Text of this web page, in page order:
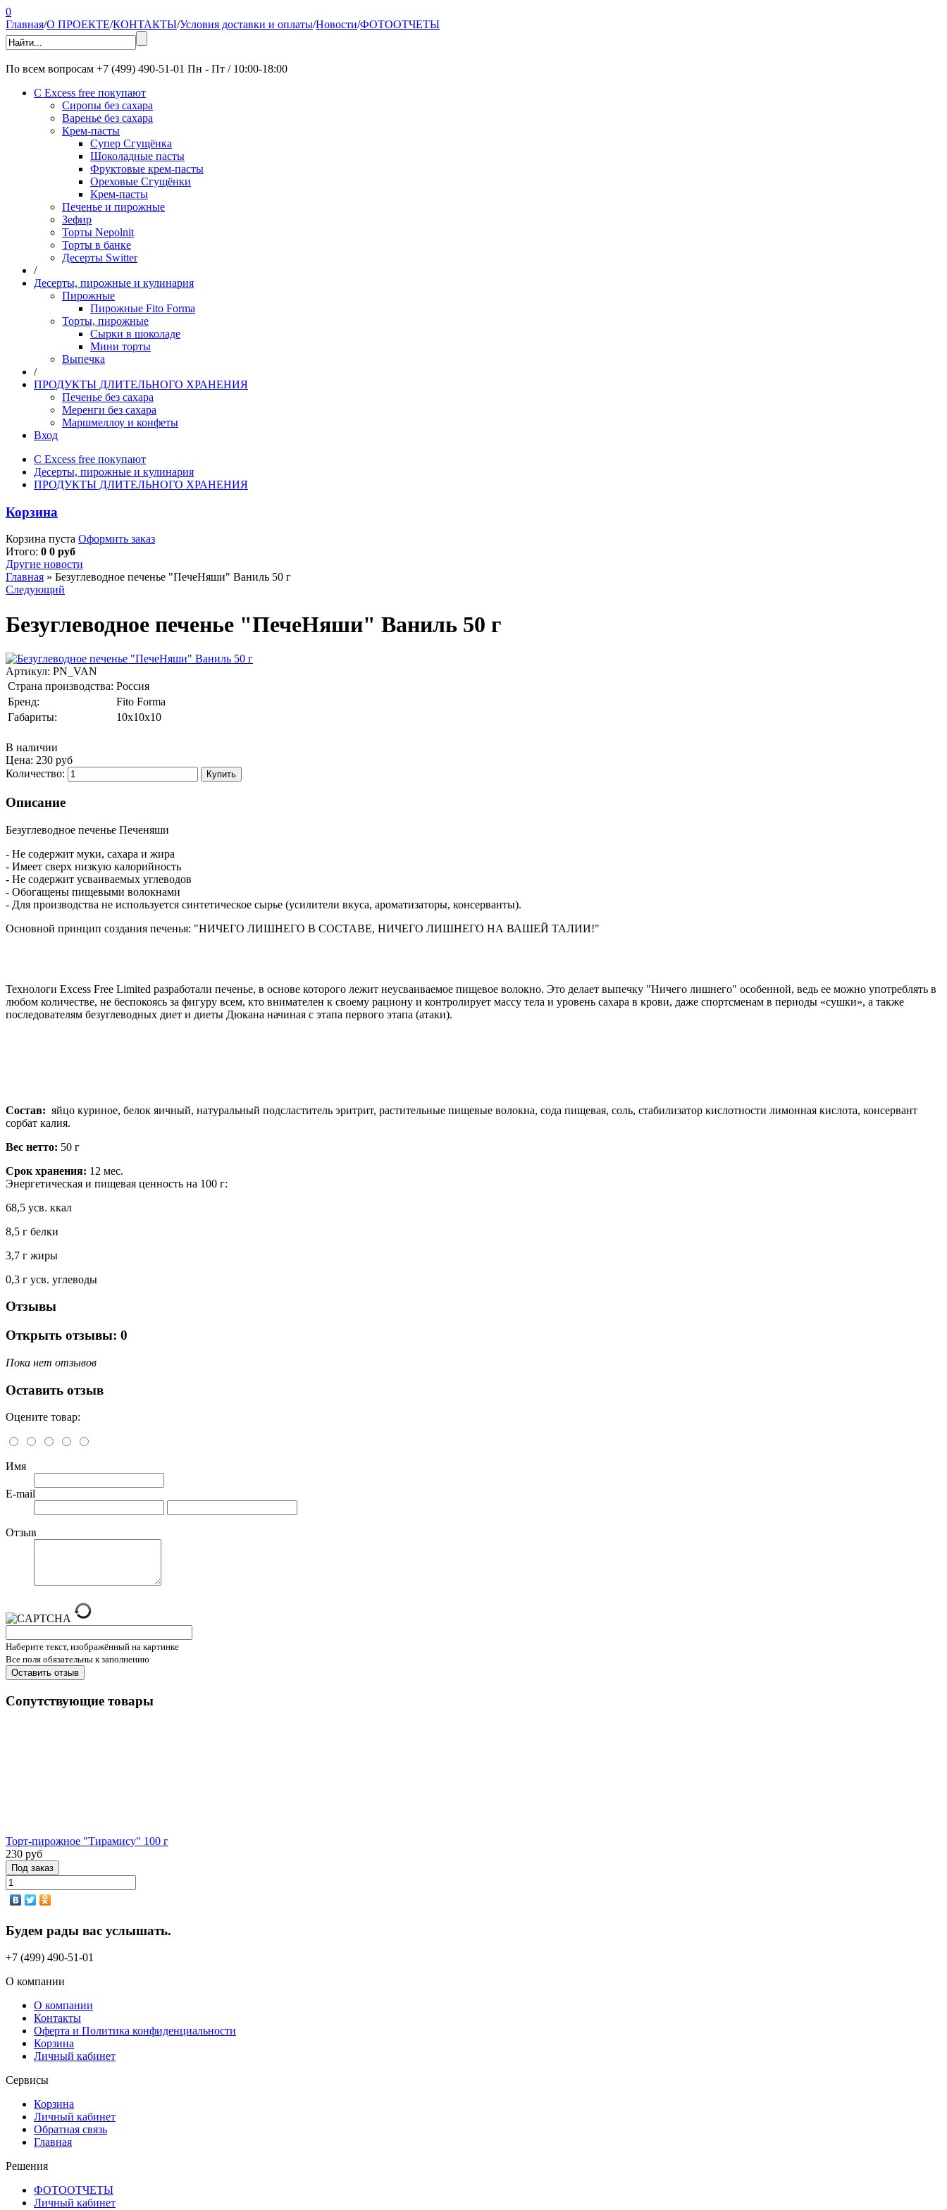
0
Главная/О ПРОЕКТЕ/КОНТАКТЫ/Условия доставки и оплаты/Новости/ФОТООТЧЕТЫ
По всем вопросам +7 (499) 490-51-01 Пн - Пт / 10:00-18:00
С Excess free покупают
Сиропы без сахара
Варенье без сахара
Крем-пасты
Супер Сгущёнка
Шоколадные пасты
Фруктовые крем-пасты
Ореховые Сгущёнки
Крем-пасты
Печенье и пирожные
Зефир
Торты Nepolnit
Торты в банке
Десерты Switter
/
Десерты, пирожные и кулинария
Пирожные
Пирожные Fito Forma
Торты, пирожные
Сырки в шоколаде
Мини торты
Выпечка
/
ПРОДУКТЫ ДЛИТЕЛЬНОГО ХРАНЕНИЯ
Печенье без сахара
Меренги без сахара
Маршмеллоу и конфеты
Вход
С Excess free покупают
Десерты, пирожные и кулинария
ПРОДУКТЫ ДЛИТЕЛЬНОГО ХРАНЕНИЯ
Корзина
Корзина пуста Оформить заказ
Итого: 0 0 руб
Другие новости
Главная » Безуглеводное печенье "ПечеНяши" Ваниль 50 г
Следующий
Безуглеводное печенье "ПечеНяши" Ваниль 50 г
Артикул: PN_VAN
Страна производства: Россия
Бренд:
Fito Forma
Габариты:
10x10x10
В наличии
Цена: 230 руб
Количество:
Описание
Безуглеводное печенье Печеняши
- Не содержит муки, сахара и жира
- Имеет сверх низкую калорийность
- Не содержит усваиваемых углеводов
- Обогащены пищевыми волокнами
- Для производства не используется синтетическое сырье (усилители вкуса, ароматизаторы, консерванты).
Основной принцип создания печенья: "НИЧЕГО ЛИШНЕГО В СОСТАВЕ, НИЧЕГО ЛИШНЕГО НА ВАШЕЙ ТАЛИИ!"
Технологи Excess Free Limited разработали печенье, в основе которого лежит неусваиваемое пищевое волокно. Это делает выпечку "Ничего лишнего" особенной, ведь ее можно употреблять в
любом количестве, не беспокоясь за фигуру всем, кто внимателен к своему рациону и контролирует массу тела и уровень сахара в крови, даже спортсменам в периоды «сушки», а также
последователям безуглеводных диет и диеты Дюкана начиная с этапа первого этапа (атаки).
Состав: яйцо куриное, белок яичный, натуральный подсластитель эритрит, растительные пищевые волокна, сода пищевая, соль, стабилизатор кислотности лимонная кислота, консервант
сорбат калия.
Вес нетто: 50 г
Срок хранения: 12 мес.
Энергетическая и пищевая ценность на 100 г:
68,5 усв. ккал
8,5 г белки
3,7 г жиры
0,3 г усв. углеводы
Отзывы
Открыть отзывы: 0
Пока нет отзывов
Оставить отзыв
Оцените товар:
Имя
E-mail
Отзыв
Наберите текст, изображённый на картинке
Все поля обязательны к заполнению
Сопутствующие товары
Торт-пирожное "Тирамису" 100 г
230 руб
Будем рады вас услышать.
+7 (499) 490-51-01
О компании
О компании
Контакты
Оферта и Политика конфиденциальности
Корзина
Личный кабинет
Сервисы
Корзина
Личный кабинет
Обратная связь
Главная
Решения
ФОТООТЧЕТЫ
Личный кабинет